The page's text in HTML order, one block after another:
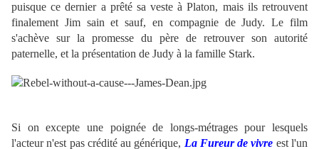
puisque ce dernier a prêté sa veste à Platon, mais ils retrouvent
finalement Jim sain et sauf, en compagnie de Judy. Le film
s'achève sur la promesse du père de retrouver son autorité
paternelle, et la présentation de Judy à la famille Stark.
Si on excepte une poignée de longs-métrages pour lesquels
l'acteur n'est pas crédité au générique, La Fureur de vivre est l'un